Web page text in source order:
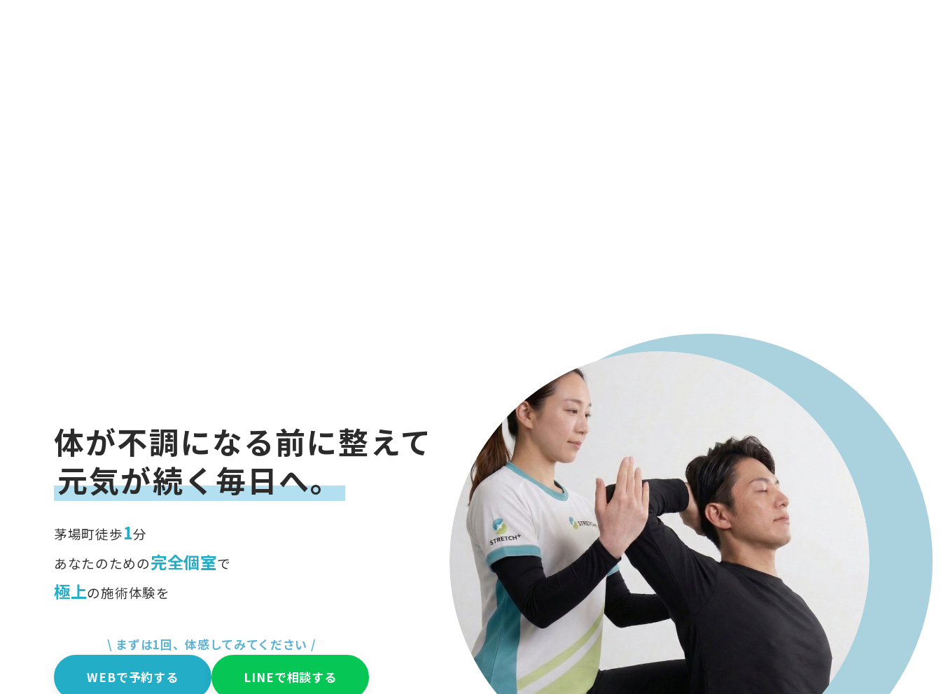
体が不調になる前に整えて
元気が続く毎日へ。
茅場町徒歩1分
あなたのための完全個室で
極上の施術体験を
\ まずは1回、体感してみてください /
WEBで予約する
LINEで相談する